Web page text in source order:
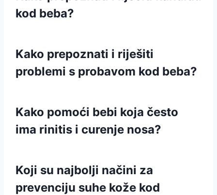
kod beba?
Kako prepoznati i riješiti
problemi s probavom kod beba?
Kako pomoći bebi koja često
ima rinitis i curenje nosa?
Koji su najbolji načini za
prevenciju suhe kože kod